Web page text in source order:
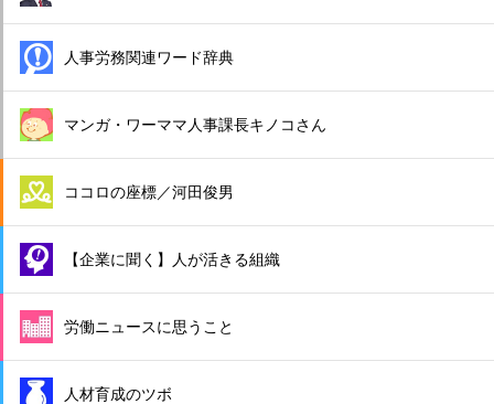
人事労務関連ワード辞典
マンガ・ワーママ人事課長キノコさん
ココロの座標／河田俊男
【企業に聞く】人が活きる組織
労働ニュースに思うこと
人材育成のツボ